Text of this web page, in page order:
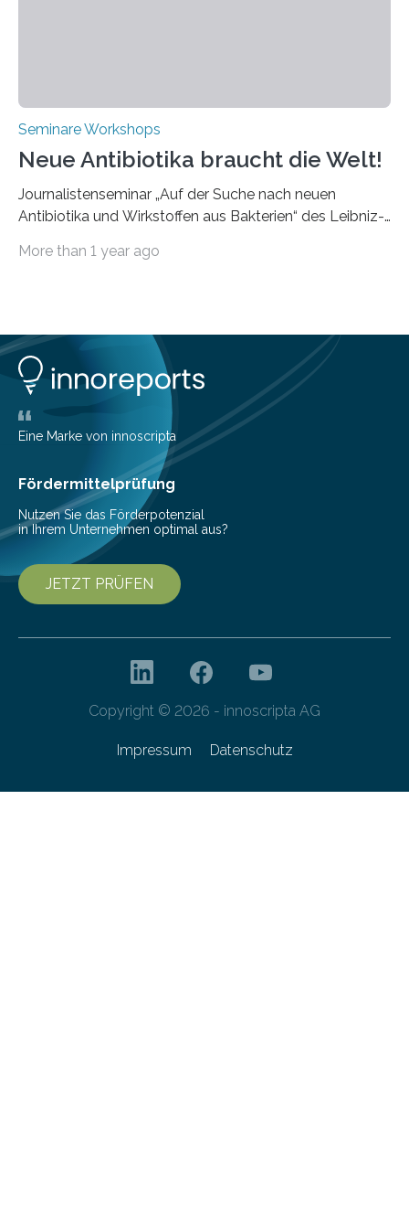
Seminare Workshops
Neue Antibiotika braucht die Welt!
Journalistenseminar „Auf der Suche nach neuen
Antibiotika und Wirkstoffen aus Bakterien“ des Leibniz-
2024. Eine zunehmende und besorgniserregende
Arbeitsgruppen von Wissenschaftlern sind weltweit auf
der Suche nach neuen Antibiotika. In diesem Bereich
forschen auch die Mitarbeitenden der Abteilung
Bioressourcen für die Bioökonomie und
Gesundheitsforschung unter der Leitung von Prof. Dr.
Yvonne Mast am Leibniz-Institut DSMZ-Deutsche
Sammlung von Mikroorganismen…
More than 1 year ago
Eine Marke von innoscripta
Fördermittelprüfung
Nutzen Sie das Förderpotenzial
in Ihrem Unternehmen optimal aus?
JETZT PRÜFEN
Copyright © 2026 - innoscripta AG
Impressum Datenschutz